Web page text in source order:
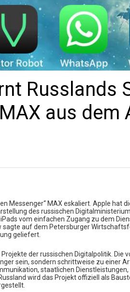
Russlands
aus dem
Messenger“ MAX eskaliert. Apple hat
des russischen
vom einfachen Zugang zu dem
sagte auf dem Petersburger
geliefert.
der russischen Digitalpolitik. Die
sein, sondern schrittweise zu einer
staatlichen Dienstleistungen,
wird das Projekt offiziell als